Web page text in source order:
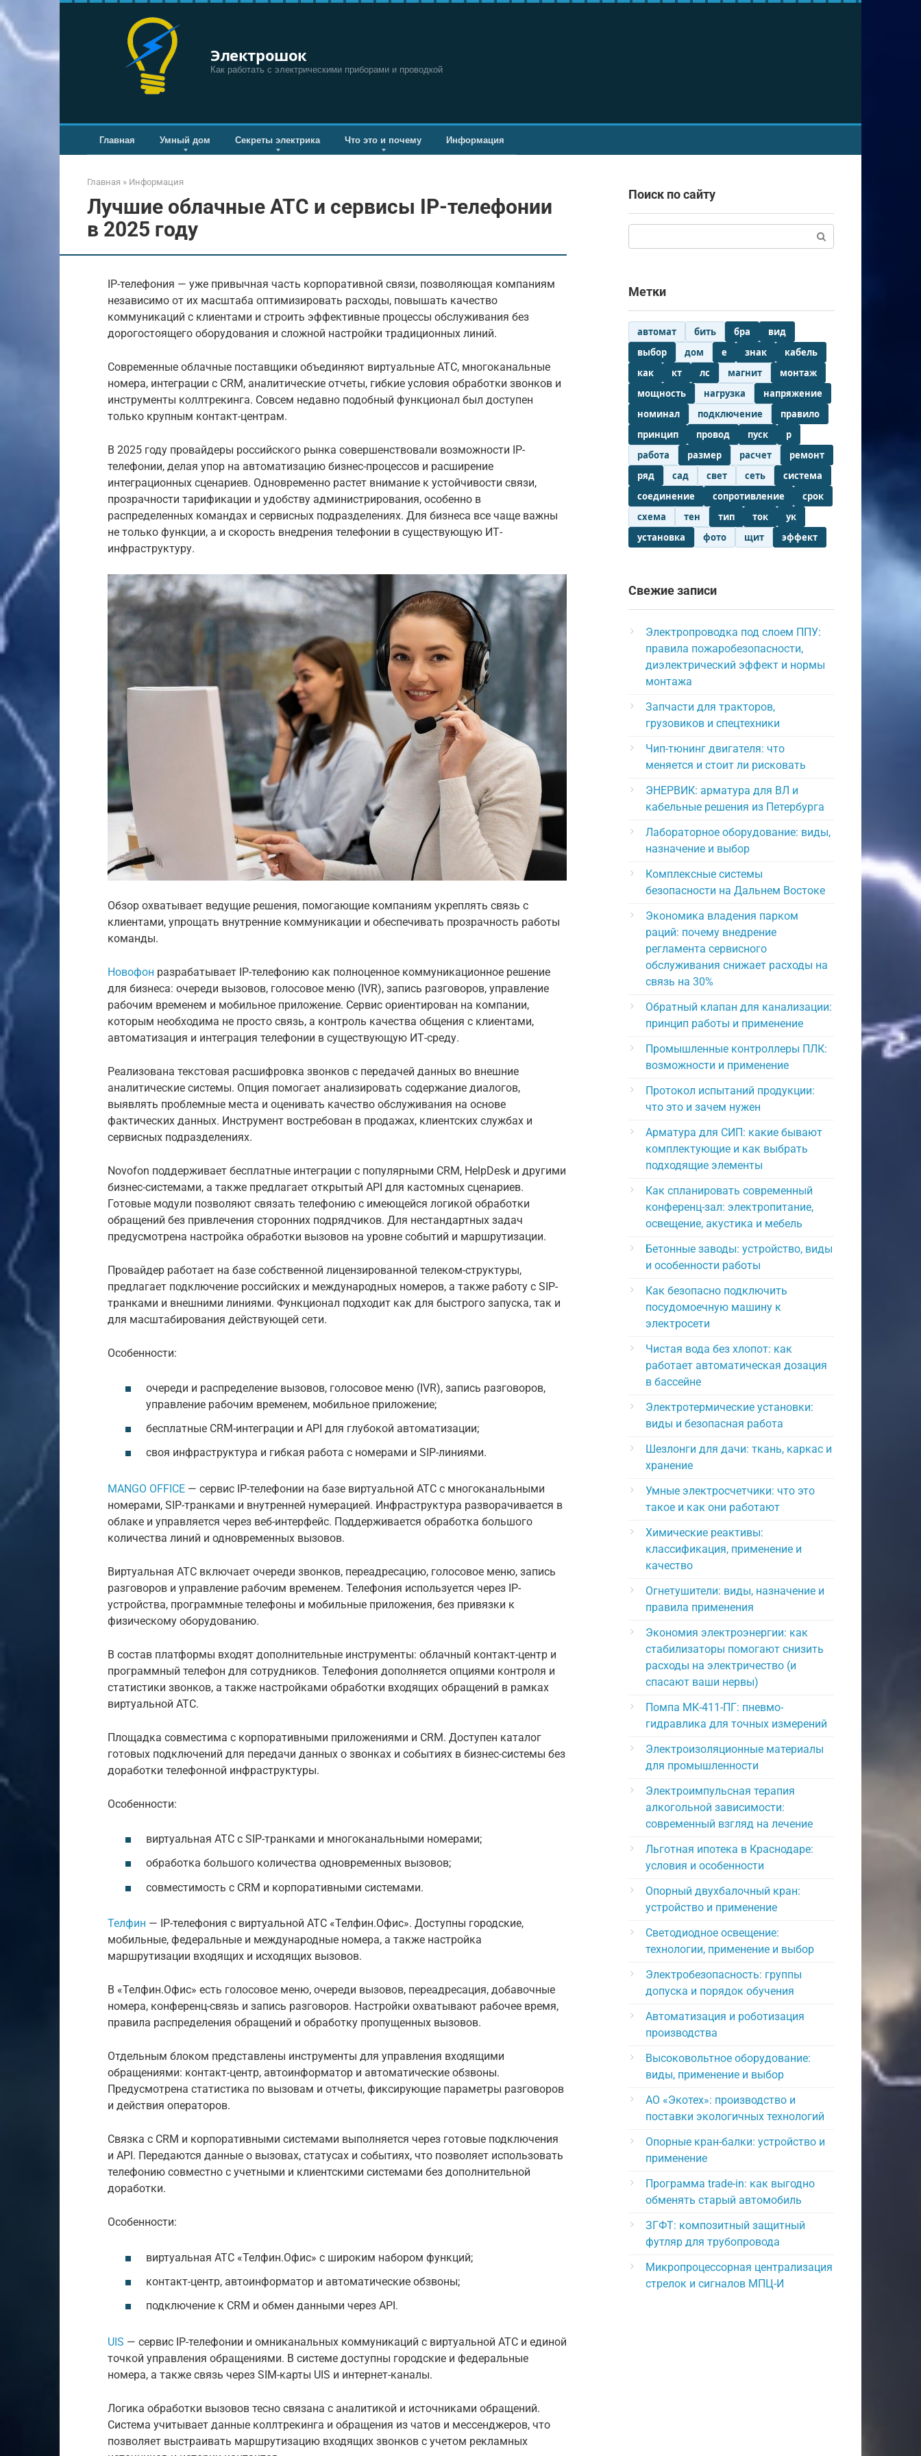
Перейти
к
контенту
Электрошок
Как работать с электрическими приборами и проводкой
Главная Умный дом Секреты электрика Что это и почему Информация
Главная » Информация
Лучшие облачные АТС и сервисы IP-телефонии
в 2025 году
IP-телефония — уже привычная часть корпоративной связи, позволяющая компаниям
независимо от их масштаба оптимизировать расходы, повышать качество
коммуникаций с клиентами и строить эффективные процессы обслуживания без
дорогостоящего оборудования и сложной настройки традиционных линий.
Современные облачные поставщики объединяют виртуальные АТС, многоканальные
номера, интеграции с CRM, аналитические отчеты, гибкие условия обработки звонков и
инструменты коллтрекинга. Совсем недавно подобный функционал был доступен
только крупным контакт-центрам.
В 2025 году провайдеры российского рынка совершенствовали возможности IP-
телефонии, делая упор на автоматизацию бизнес-процессов и расширение
интеграционных сценариев. Одновременно растет внимание к устойчивости связи,
прозрачности тарификации и удобству администрирования, особенно в
распределенных командах и сервисных подразделениях. Для бизнеса все чаще важны
не только функции, а и скорость внедрения телефонии в существующую ИТ-
инфраструктуру.
Обзор охватывает ведущие решения, помогающие компаниям укреплять связь с
клиентами, упрощать внутренние коммуникации и обеспечивать прозрачность работы
команды.
Новофон разрабатывает IP-телефонию как полноценное коммуникационное решение
для бизнеса: очереди вызовов, голосовое меню (IVR), запись разговоров, управление
рабочим временем и мобильное приложение. Сервис ориентирован на компании,
которым необходима не просто связь, а контроль качества общения с клиентами,
автоматизация и интеграция телефонии в существующую ИТ-среду.
Реализована текстовая расшифровка звонков с передачей данных во внешние
аналитические системы. Опция помогает анализировать содержание диалогов,
выявлять проблемные места и оценивать качество обслуживания на основе
фактических данных. Инструмент востребован в продажах, клиентских службах и
сервисных подразделениях.
Novofon поддерживает бесплатные интеграции с популярными CRM, HelpDesk и другими
бизнес-системами, а также предлагает открытый API для кастомных сценариев.
Готовые модули позволяют связать телефонию с имеющейся логикой обработки
обращений без привлечения сторонних подрядчиков. Для нестандартных задач
предусмотрена настройка обработки вызовов на уровне событий и маршрутизации.
Провайдер работает на базе собственной лицензированной телеком-структуры,
предлагает подключение российских и международных номеров, а также работу с SIP-
транками и внешними линиями. Функционал подходит как для быстрого запуска, так и
для масштабирования действующей сети.
Особенности:
очереди и распределение вызовов, голосовое меню (IVR), запись разговоров,
управление рабочим временем, мобильное приложение;
бесплатные CRM-интеграции и API для глубокой автоматизации;
своя инфраструктура и гибкая работа с номерами и SIP-линиями.
MANGO OFFICE — сервис IP-телефонии на базе виртуальной АТС с многоканальными
номерами, SIP-транками и внутренней нумерацией. Инфраструктура разворачивается в
облаке и управляется через веб-интерфейс. Поддерживается обработка большого
количества линий и одновременных вызовов.
Виртуальная АТС включает очереди звонков, переадресацию, голосовое меню, запись
разговоров и управление рабочим временем. Телефония используется через IP-
устройства, программные телефоны и мобильные приложения, без привязки к
физическому оборудованию.
В состав платформы входят дополнительные инструменты: облачный контакт-центр и
программный телефон для сотрудников. Телефония дополняется опциями контроля и
статистики звонков, а также настройками обработки входящих обращений в рамках
виртуальной АТС.
Площадка совместима с корпоративными приложениями и CRM. Доступен каталог
готовых подключений для передачи данных о звонках и событиях в бизнес-системы без
доработки телефонной инфраструктуры.
Особенности:
виртуальная АТС с SIP-транками и многоканальными номерами;
обработка большого количества одновременных вызовов;
совместимость с CRM и корпоративными системами.
Телфин — IP-телефония с виртуальной АТС «Телфин.Офис». Доступны городские,
мобильные, федеральные и международные номера, а также настройка
маршрутизации входящих и исходящих вызовов.
В «Телфин.Офис» есть голосовое меню, очереди вызовов, переадресация, добавочные
номера, конференц-связь и запись разговоров. Настройки охватывают рабочее время,
правила распределения обращений и обработку пропущенных вызовов.
Отдельным блоком представлены инструменты для управления входящими
обращениями: контакт-центр, автоинформатор и автоматические обзвоны.
Предусмотрена статистика по вызовам и отчеты, фиксирующие параметры разговоров
и действия операторов.
Связка с CRM и корпоративными системами выполняется через готовые подключения
и API. Передаются данные о вызовах, статусах и событиях, что позволяет использовать
телефонию совместно с учетными и клиентскими системами без дополнительной
доработки.
Особенности:
виртуальная АТС «Телфин.Офис» с широким набором функций;
контакт-центр, автоинформатор и автоматические обзвоны;
подключение к CRM и обмен данными через API.
UIS — сервис IP-телефонии и омниканальных коммуникаций с виртуальной АТС и единой
точкой управления обращениями. В системе доступны городские и федеральные
номера, а также связь через SIM-карты UIS и интернет-каналы.
Логика обработки вызовов тесно связана с аналитикой и источниками обращений.
Система учитывает данные коллтрекинга и обращения из чатов и мессенджеров, что
позволяет выстраивать маршрутизацию входящих звонков с учетом рекламных
Поиск по сайту
Метки
автомат бить бра
вид
выбор
дом е знак
кабель
как
кт лс магнит
монтаж
мощность
нагрузка
напряжение
номинал
подключение
правило
принцип
провод пуск
р
работа
размер расчет
ремонт
ряд
сад свет сеть
система
соединение
сопротивление
срок
схема
тен тип ток
ук
установка
фото щит эффект
Свежие записи
Электропроводка под слоем ППУ:
правила пожаробезопасности,
диэлектрический эффект и нормы
монтажа
Запчасти для тракторов,
грузовиков и спецтехники
Чип-тюнинг двигателя: что
меняется и стоит ли рисковать
ЭНЕРВИК: арматура для ВЛ и
кабельные решения из Петербурга
Лабораторное оборудование: виды,
назначение и выбор
Комплексные системы
безопасности на Дальнем Востоке
Экономика владения парком
раций: почему внедрение
регламента сервисного
обслуживания снижает расходы на
связь на 30%
Обратный клапан для канализации:
принцип работы и применение
Промышленные контроллеры ПЛК:
возможности и применение
Протокол испытаний продукции:
что это и зачем нужен
Арматура для СИП: какие бывают
комплектующие и как выбрать
подходящие элементы
Как спланировать современный
конференц-зал: электропитание,
освещение, акустика и мебель
Бетонные заводы: устройство, виды
и особенности работы
Как безопасно подключить
посудомоечную машину к
электросети
Чистая вода без хлопот: как
работает автоматическая дозация
в бассейне
Электротермические установки:
виды и безопасная работа
Шезлонги для дачи: ткань, каркас и
хранение
Умные электросчетчики: что это
такое и как они работают
Химические реактивы:
классификация, применение и
качество
Огнетушители: виды, назначение и
правила применения
Экономия электроэнергии: как
стабилизаторы помогают снизить
расходы на электричество (и
спасают ваши нервы)
Помпа МК-411-ПГ: пневмо-
гидравлика для точных измерений
Электроизоляционные материалы
для промышленности
Электроимпульсная терапия
алкогольной зависимости:
современный взгляд на лечение
Льготная ипотека в Краснодаре:
условия и особенности
Опорный двухбалочный кран:
устройство и применение
Светодиодное освещение:
технологии, применение и выбор
Электробезопасность: группы
допуска и порядок обучения
Автоматизация и роботизация
производства
Высоковольтное оборудование:
виды, применение и выбор
АО «Экотех»: производство и
поставки экологичных технологий
Опорные кран-балки: устройство и
применение
Программа trade-in: как выгодно
обменять старый автомобиль
ЗГФТ: композитный защитный
футляр для трубопровода
Микропроцессорная централизация
стрелок и сигналов МПЦ-И